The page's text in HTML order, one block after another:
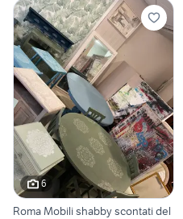
6
Roma Mobili shabby scontati del